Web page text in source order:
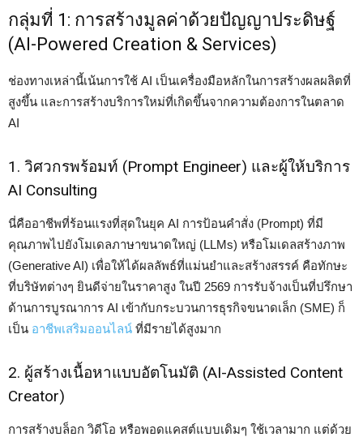
กลุ่มที่ 1: การสร้างมูลค่าด้วยปัญญาประดิษฐ์
(AI-Powered Creation & Services)
ช่องทางเหล่านี้เน้นการใช้ AI เป็นเครื่องมือหลักในการสร้างผลผลิตที่
สูงขึ้น และการสร้างบริการใหม่ที่เกิดขึ้นจากความต้องการในตลาด
AI
1. วิศวกรพร้อมท์ (Prompt Engineer) และผู้ให้บริการ
AI Consulting
นี่คืออาชีพที่ร้อนแรงที่สุดในยุค AI การป้อนคำสั่ง (Prompt) ที่มี
คุณภาพไปยังโมเดลภาษาขนาดใหญ่ (LLMs) หรือโมเดลสร้างภาพ
(Generative AI) เพื่อให้ได้ผลลัพธ์ที่แม่นยำและสร้างสรรค์ คือทักษะ
ที่บริษัทต่างๆ ยินดีจ่ายในราคาสูง ในปี 2569 การรับจ้างเป็นที่ปรึกษา
ด้านการบูรณาการ AI เข้ากับกระบวนการธุรกิจขนาดเล็ก (SME) ก็
เป็น อาชีพเสริมออนไลน์ ที่มีรายได้สูงมาก
2. ผู้สร้างเนื้อหาแบบอัตโนมัติ (AI-Assisted Content
Creator)
การสร้างบล็อก วิดีโอ หรือพอดแคสต์แบบเดิมๆ ใช้เวลามาก แต่ด้วย